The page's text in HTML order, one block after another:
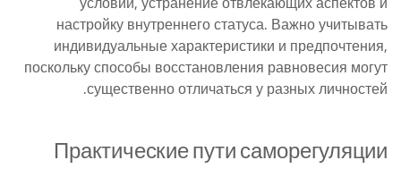
настройку внутреннего статуса. Важно учитывать
индивидуальные характеристики и предпочтения,
поскольку способы восстановления равновесия могут
существенно отличаться у разных личностей.
Практические пути саморегуляции